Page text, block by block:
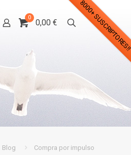
8000+
0
0,00 €
Blog Compra por impulso